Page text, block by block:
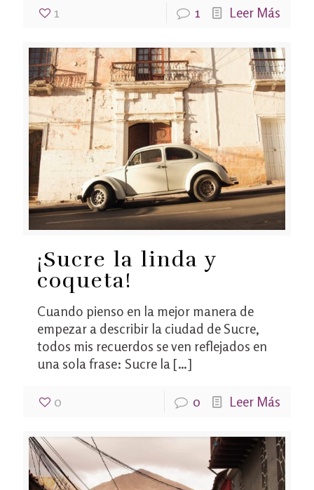
1 1 Leer Más
¡Sucre la linda y
coqueta!
Cuando pienso en la mejor manera de
empezar a describir la ciudad de Sucre,
todos mis recuerdos se ven reflejados en
una sola frase: Sucre la […]
0 0 Leer Más